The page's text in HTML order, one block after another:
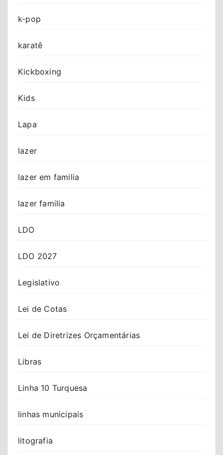
k-pop
karatê
Kickboxing
Kids
Lapa
lazer
lazer em familia
lazer familia
LDO
LDO 2027
Legislativo
Lei de Cotas
Lei de Diretrizes Orçamentárias
Libras
Linha 10 Turquesa
linhas municipais
litografia